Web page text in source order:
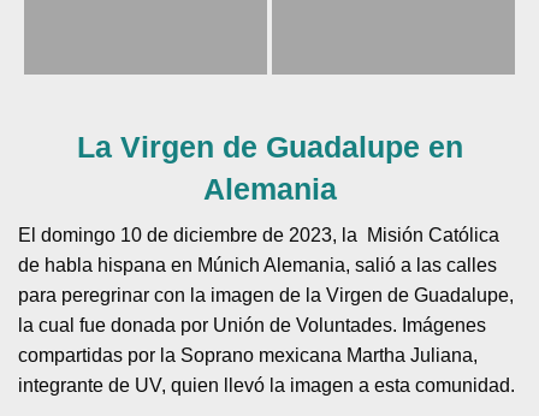
La Virgen de Guadalupe en
Alemania
El domingo 10 de diciembre de 2023, la Misión Católica
de habla hispana en Múnich Alemania, salió a las calles
para peregrinar con la imagen de la Virgen de Guadalupe,
la cual fue donada por Unión de Voluntades. Imágenes
compartidas por la Soprano mexicana Martha Juliana,
integrante de UV, quien llevó la imagen a esta comunidad.